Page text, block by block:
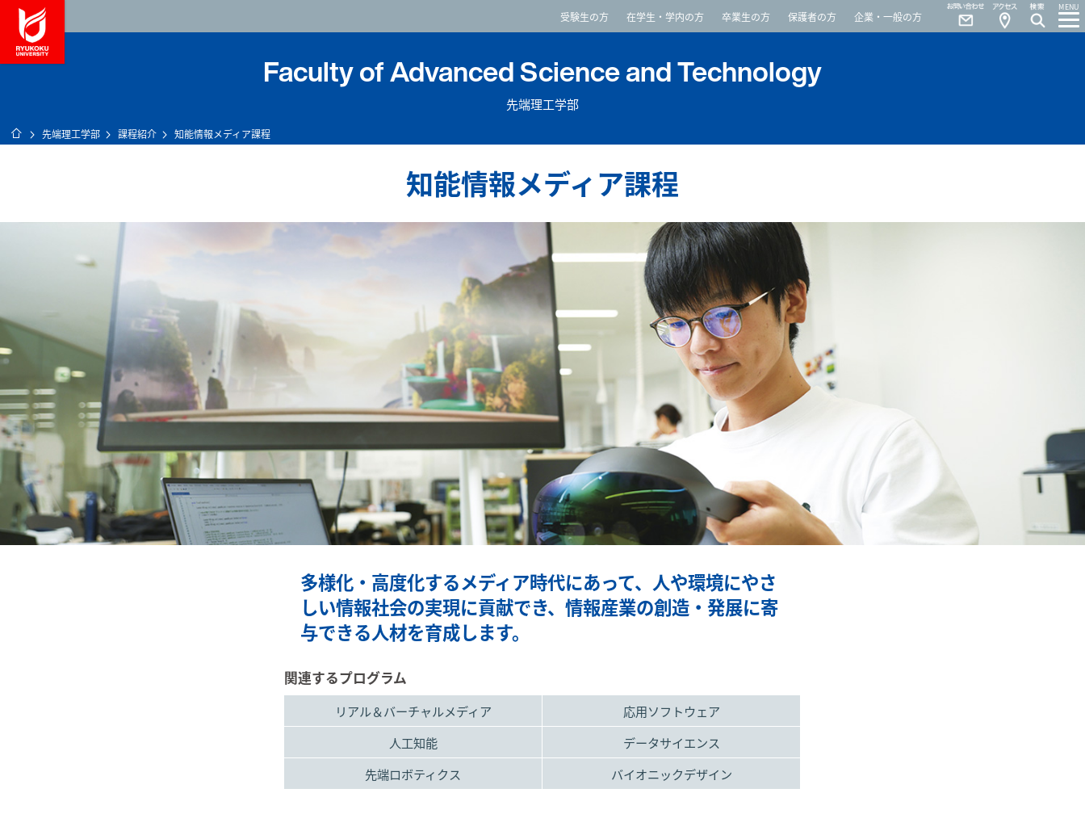
受験生の方 在学生・学内の方 卒業生の方 保護者の方 企業・一般の方
MENU
Access
Contact
Faculty of Advanced Science and Technology
先端理工学部
ホーム
先端理工学部 課程紹介 知能情報メディア課程
知能情報メディア課程
多様化・高度化するメディア時代にあって、人や環境にやさ
しい情報社会の実現に貢献でき、情報産業の創造・発展に寄
与できる人材を育成します。
関連するプログラム
リアル＆バーチャルメディア
応用ソフトウェア
人工知能
データサイエンス
先端ロボティクス
バイオニックデザイン